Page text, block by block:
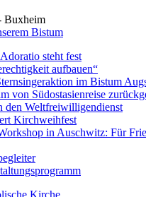
Buxheim
Bistum
steht fest
aufbauen“
im Bistum
von Südostasienreise
den Weltfreiwilligendienst
Kirchweihfest
in Auschwitz: Für